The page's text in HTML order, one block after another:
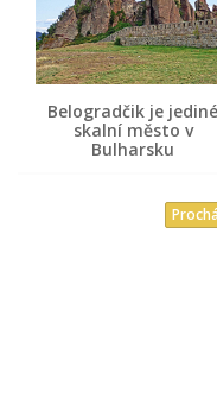
Belogradčik je jediné
skalní město v
Bulharsku